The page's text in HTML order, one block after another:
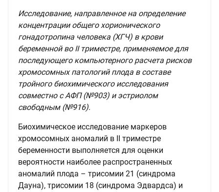
Исследование, направленное на определение
концентрации общего хорионического
гонадотропина человека (ХГЧ) в крови
беременной во II триместре, применяемое для
последующего компьютерного расчета рисков
хромосомных патологий плода в составе
тройного биохимического исследования
совместно с АФП (№903) и эстриолом
свободным (№916).
Биохимическое исследование маркеров
хромосомных аномалий в II триместре
беременности выполняется для оценки
вероятности наиболее распространенных
аномалий плода – трисомии 21 (синдрома
Дауна), трисомии 18 (синдрома Эдвардса) и